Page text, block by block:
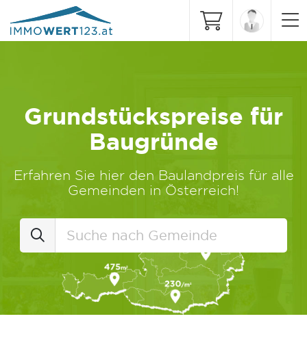
Grundstückspreise für
Baugründe
Erfahren Sie hier den Baulandpreis für alle
Gemeinden in Österreich!